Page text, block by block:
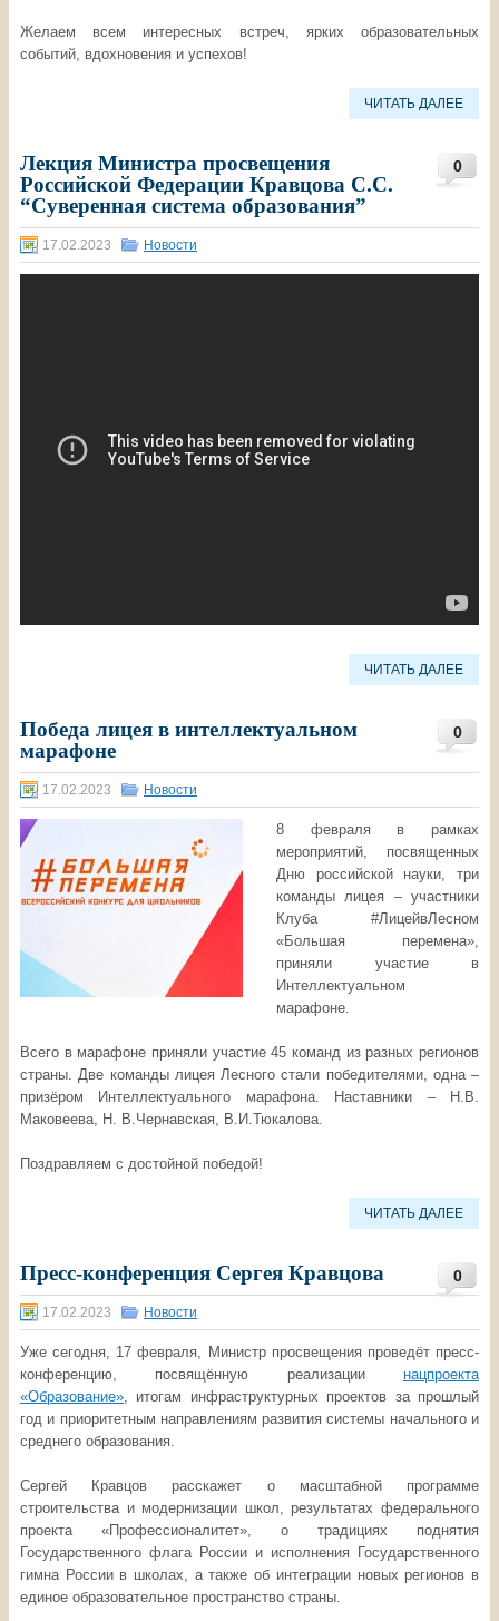
Желаем всем интересных встреч, ярких образовательных
событий, вдохновения и успехов!
ЧИТАТЬ ДАЛЕЕ
0
Лекция Министра просвещения
Российской Федерации Кравцова С.С.
“Суверенная система образования”
17.02.2023 Новости
ЧИТАТЬ ДАЛЕЕ
0
Победа лицея в интеллектуальном
марафоне
17.02.2023 Новости
8 февраля в рамках
мероприятий, посвященных
Дню российской науки, три
команды лицея – участники
Клуба #ЛицейвЛесном
«Большая перемена»,
приняли участие в
Интеллектуальном
марафоне.
Всего в марафоне приняли участие 45 команд из разных регионов
страны. Две команды лицея Лесного стали победителями, одна –
призёром Интеллектуального марафона. Наставники – Н.В.
Маковеева, Н. В.Чернавская, В.И.Тюкалова.
Поздравляем с достойной победой!
ЧИТАТЬ ДАЛЕЕ
0
Пресс-конференция Сергея Кравцова
17.02.2023 Новости
Уже сегодня, 17 февраля, Министр просвещения проведёт пресс-
конференцию, посвящённую реализации нацпроекта
«Образование», итогам инфраструктурных проектов за прошлый
год и приоритетным направлениям развития системы начального и
среднего образования.
Сергей Кравцов расскажет о масштабной программе
строительства и модернизации школ, результатах федерального
проекта «Профессионалитет», о традициях поднятия
Государственного флага России и исполнения Государственного
гимна России в школах, а также об интеграции новых регионов в
единое образовательное пространство страны.